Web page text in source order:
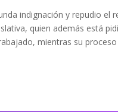
indignación y repudio el
quien además está
mientras su